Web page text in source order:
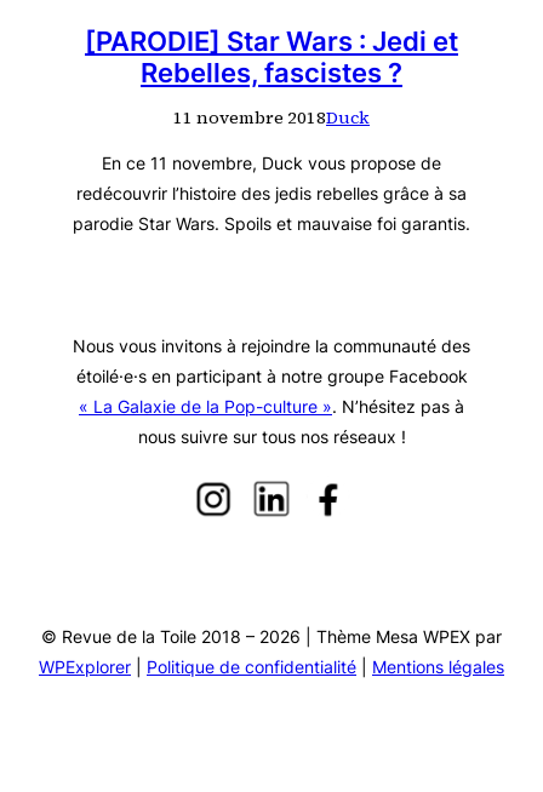
[PARODIE] Star Wars : Jedi et
Rebelles, fascistes ?
11 novembre 2018Duck
En ce 11 novembre, Duck vous propose de
redécouvrir l’histoire des jedis rebelles grâce à sa
parodie Star Wars. Spoils et mauvaise foi garantis.
Nous vous invitons à rejoindre la communauté des
étoilé·e·s en participant à notre groupe Facebook
« La Galaxie de la Pop-culture ». N’hésitez pas à
nous suivre sur tous nos réseaux !
© Revue de la Toile 2018 – 2026 | Thème Mesa WPEX par
WPExplorer
Politique de confidentialité Mentions légales